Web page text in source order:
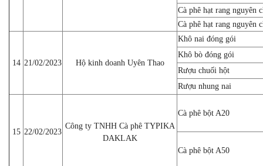
Cà phê hạt rang nguyên
Cà phê hạt rang
14 21/02/2023 Hộ kinh doanh Uyên Thao
Khô nai đóng gói
Khô bò đóng gói
Rượu chuối hột
Rượu nhung nai
15 22/02/2023
Công ty TNHH Cà phê TYPIKA
DAKLAK
Cà phê bột A20
Cà phê bột A50